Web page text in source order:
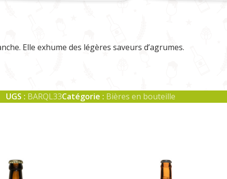
Elle exhume des légères saveurs d’agrumes.
UGS : BARQL33Catégorie : Bières en bouteille